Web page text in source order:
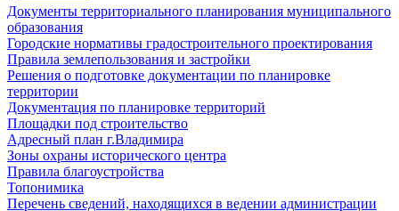
Документы территориального планирования муниципального
образования
Городские нормативы градостроительного проектирования
Правила землепользования и застройки
Решения о подготовке документации по планировке
территории
Документация по планировке территорий
Площадки под строительство
Адресный план г.Владимира
Зоны охраны исторического центра
Правила благоустройства
Топонимика
Перечень сведений, находящихся в ведении администрации